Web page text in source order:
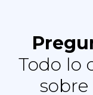
Todo lo